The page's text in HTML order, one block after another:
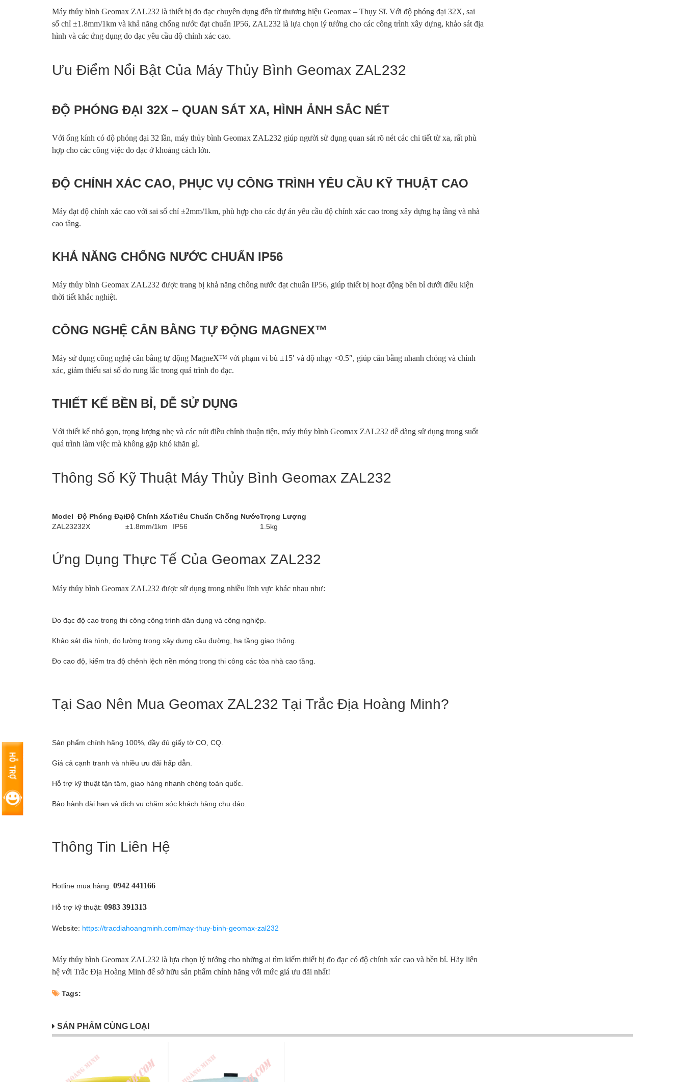
Máy thủy bình Geomax ZAL232 là thiết bị đo đạc chuyên dụng đến từ thương hiệu Geomax – Thụy Sĩ. Với độ phóng đại 32X, sai
số chỉ ±1.8mm/1km và khả năng chống nước đạt chuẩn IP56, ZAL232 là lựa chọn lý tưởng cho các công trình xây dựng, khảo sát địa
hình và các ứng dụng đo đạc yêu cầu độ chính xác cao.
Ưu Điểm Nổi Bật Của Máy Thủy Bình Geomax ZAL232
ĐỘ PHÓNG ĐẠI 32X – QUAN SÁT XA, HÌNH ẢNH SẮC NÉT
Với ống kính có độ phóng đại 32 lần, máy thủy bình Geomax ZAL232 giúp người sử dụng quan sát rõ nét các chi tiết từ xa, rất phù
hợp cho các công việc đo đạc ở khoảng cách lớn.
ĐỘ CHÍNH XÁC CAO, PHỤC VỤ CÔNG TRÌNH YÊU CẦU KỸ THUẬT CAO
Máy đạt độ chính xác cao với sai số chỉ ±2mm/1km, phù hợp cho các dự án yêu cầu độ chính xác cao trong xây dựng hạ tầng và nhà
cao tầng.
KHẢ NĂNG CHỐNG NƯỚC CHUẨN IP56
Máy thủy bình Geomax ZAL232 được trang bị khả năng chống nước đạt chuẩn IP56, giúp thiết bị hoạt động bền bỉ dưới điều kiện
thời tiết khắc nghiệt.
CÔNG NGHỆ CÂN BẰNG TỰ ĐỘNG MAGNEX™
Máy sử dụng công nghệ cân bằng tự động MagneX™ với phạm vi bù ±15′ và độ nhạy <0.5″, giúp cân bằng nhanh chóng và chính
xác, giảm thiểu sai số do rung lắc trong quá trình đo đạc.
THIẾT KẾ BỀN BỈ, DỄ SỬ DỤNG
Với thiết kế nhỏ gọn, trọng lượng nhẹ và các nút điều chỉnh thuận tiện, máy thủy bình Geomax ZAL232 dễ dàng sử dụng trong suốt
quá trình làm việc mà không gặp khó khăn gì.
Thông Số Kỹ Thuật Máy Thủy Bình Geomax ZAL232
Model Độ Phóng ĐạiĐộ Chính XácTiêu Chuẩn Chống NướcTrọng Lượng
ZAL23232X ±1.8mm/1km IP56 1.5kg
Ứng Dụng Thực Tế Của Geomax ZAL232
Máy thủy bình Geomax ZAL232 được sử dụng trong nhiều lĩnh vực khác nhau như:
Đo đạc độ cao trong thi công công trình dân dụng và công nghiệp.
Khảo sát địa hình, đo lường trong xây dựng cầu đường, hạ tầng giao thông.
Đo cao độ, kiểm tra độ chênh lệch nền móng trong thi công các tòa nhà cao tầng.
Tại Sao Nên Mua Geomax ZAL232 Tại Trắc Địa Hoàng Minh?
Sản phẩm chính hãng 100%, đầy đủ giấy tờ CO, CQ.
Giá cả cạnh tranh và nhiều ưu đãi hấp dẫn.
Hỗ trợ kỹ thuật tận tâm, giao hàng nhanh chóng toàn quốc.
Bảo hành dài hạn và dịch vụ chăm sóc khách hàng chu đáo.
Thông Tin Liên Hệ
Hotline mua hàng: 0942 441166
Hỗ trợ kỹ thuật: 0983 391313
Website: https://tracdiahoangminh.com/may-thuy-binh-geomax-zal232
Máy thủy bình Geomax ZAL232 là lựa chọn lý tưởng cho những ai tìm kiếm thiết bị đo đạc có độ chính xác cao và bền bỉ. Hãy liên
hệ với Trắc Địa Hoàng Minh để sở hữu sản phẩm chính hãng với mức giá ưu đãi nhất!
Tags:
SẢN PHẨM CÙNG LOẠI